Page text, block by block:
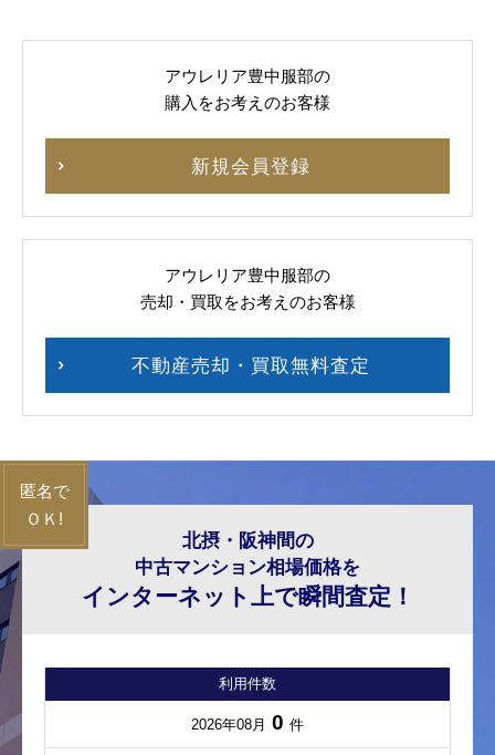
アウレリア豊中服部の
購入をお考えのお客様
新規会員登録
アウレリア豊中服部の
売却・買取をお考えのお客様
不動産売却・買取無料査定
北摂・阪神間の
中古マンション相場価格を
インターネット上で瞬間査定！
利用件数
2026年08月 0 件